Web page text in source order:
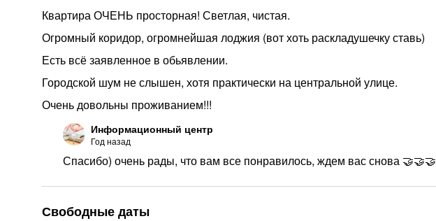
Свободные даты
Квартира ОЧЕНЬ просторная! Светлая, чистая.
Огромный коридор, огромнейшая лоджия (вот хоть раскладушечку ставь)
Есть всё заявленное в обьявлении.
Городской шум не слышен, хотя практически на центральной улице.
Очень довольны проживанием!!!
Информационный центр
Год назад
Спасибо) очень рады, что вам все понравилось, ждем вас снова 🤝🤝🤝